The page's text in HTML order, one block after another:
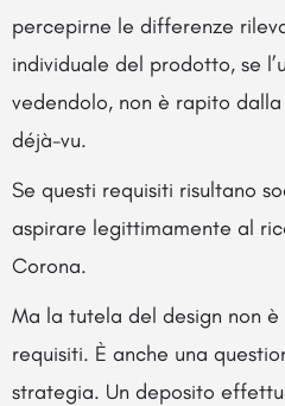
percepirne le differenze
individuale del prodotto, se
vedendolo, non è rapito
déjà-vu.
Se questi requisiti risultano
aspirare legittimamente al
Corona.
Ma la tutela del design non
requisiti. È anche una
strategia. Un deposito